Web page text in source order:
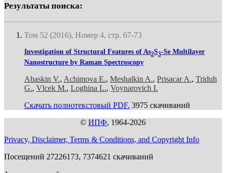
Результаты поиска:
Том 52 (2016), Номер 4, стр. 67-73
Investigation of Structural Features of As2S3-Se Multilayer
Nanostructure by Raman Spectroscopy
Abaskin V., Achimova E., Meshalkin A., Prisacar A., Triduh
G., Vlcek M., Loghina L., Voynarovich I.
Скачать полнотекстовый PDF. 3975 скачиваний
© ИПФ, 1964-2026
Privacy, Disclaimer, Terms & Conditions, and Copyright Info
Посещений 27226173, 7374621 скачиваний